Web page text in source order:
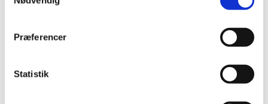
Præferencer
Statistik